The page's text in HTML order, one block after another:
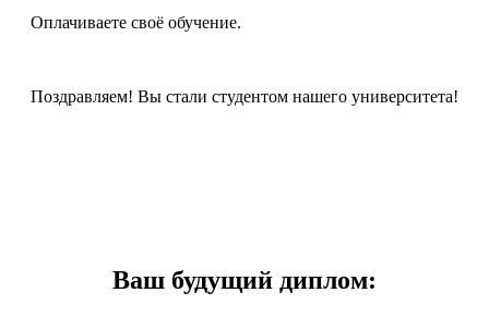
Оплачиваете своё обучение.
Поздравляем! Вы стали студентом нашего университета!
Ваш будущий диплом: